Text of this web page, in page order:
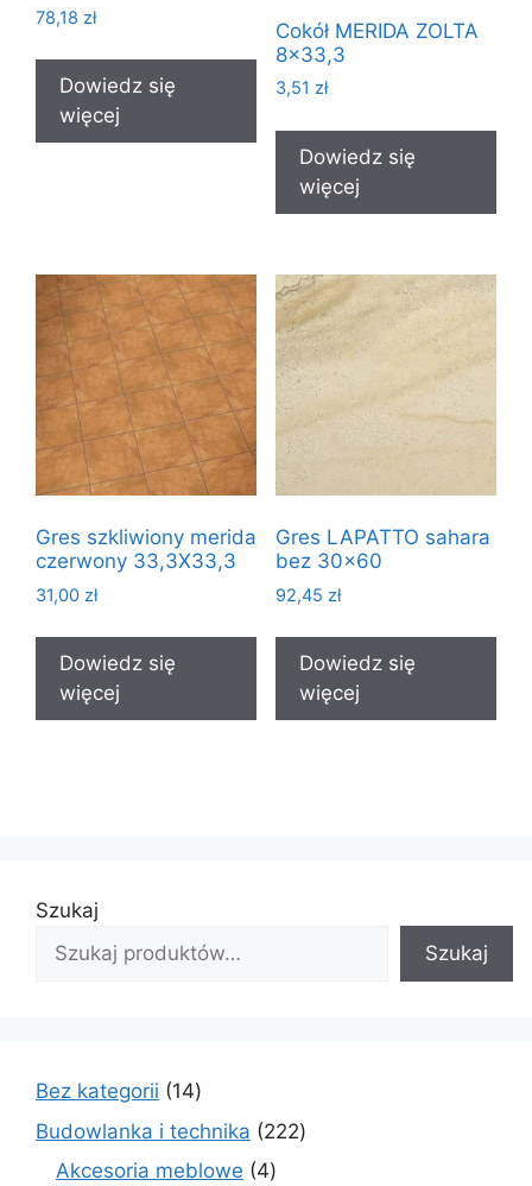
78,18 zł
Dowiedz się
więcej
Cokół MERIDA ZOLTA
8×33,3
3,51 zł
Dowiedz się
więcej
Gres szkliwiony merida
czerwony 33,3X33,3
31,00 zł
Dowiedz się
więcej
Gres LAPATTO sahara
bez 30×60
92,45 zł
Dowiedz się
więcej
Szukaj
Szukaj
Bez kategorii 1414
produktów
Budowlanka i technika 222222
Akcesoria meblowe 44